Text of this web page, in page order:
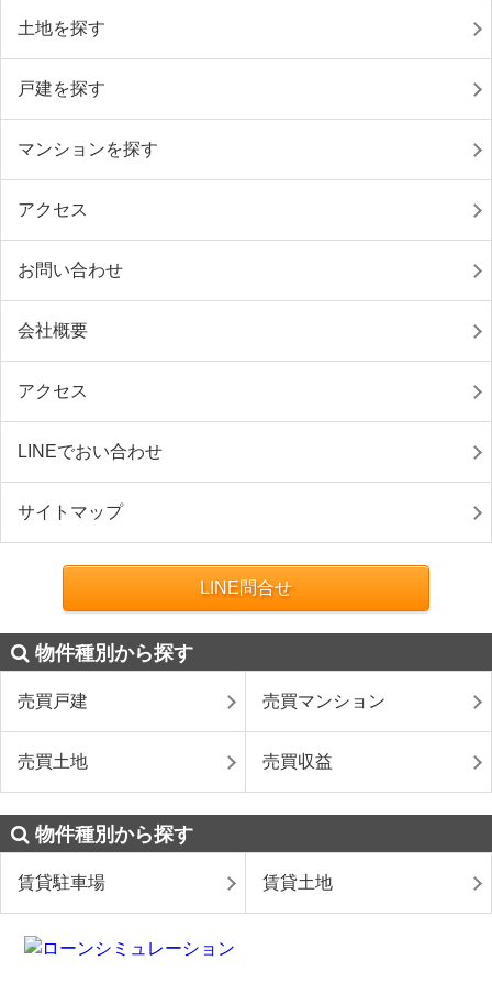
土地を探す
戸建を探す
マンションを探す
アクセス
お問い合わせ
会社概要
アクセス
LINEでおい合わせ
サイトマップ
LINE問合せ
物件種別から探す
売買戸建 売買マンション
売買土地 売買収益
物件種別から探す
賃貸駐車場 賃貸土地